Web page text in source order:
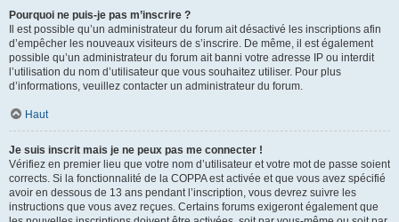
Pourquoi ne puis-je pas m’inscrire ?
Il est possible qu’un administrateur du forum ait désactivé les inscriptions afin
d’empêcher les nouveaux visiteurs de s’inscrire. De même, il est également
possible qu’un administrateur du forum ait banni votre adresse IP ou interdit
l’utilisation du nom d’utilisateur que vous souhaitez utiliser. Pour plus
d’informations, veuillez contacter un administrateur du forum.
Haut
Je suis inscrit mais je ne peux pas me connecter !
Vérifiez en premier lieu que votre nom d’utilisateur et votre mot de passe soient
corrects. Si la fonctionnalité de la COPPA est activée et que vous avez spécifié
avoir en dessous de 13 ans pendant l’inscription, vous devrez suivre les
instructions que vous avez reçues. Certains forums exigeront également que